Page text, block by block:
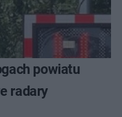
powiatu
radary